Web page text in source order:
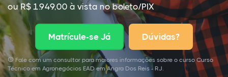
ou R$ 1.949,00 à vista no boleto/PIX
Matrícule-se Já Dúvidas?
Fale com um consultor para maiores informações sobre o curso Curso
Técnico em Agronegócios EAD em Angra Dos Reis - RJ.